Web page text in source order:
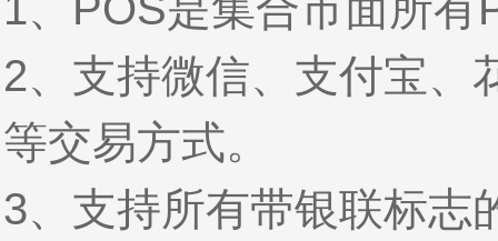
2、支持微信、支付宝、
等交易方式。
3、支持所有带银联标志